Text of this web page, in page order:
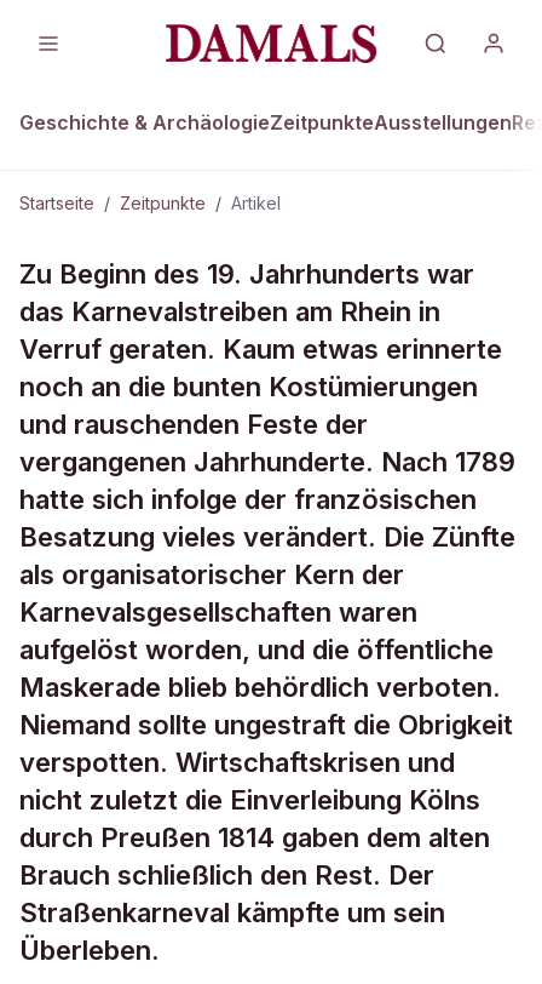
Geschichte & ArchäologieZeitpunkteAusstellungen
Startseite / Zeitpunkte / Artikel
Kölner Mummenschanz
Zu Beginn des 19. Jahrhunderts war
das Karnevalstreiben am Rhein in
Verruf geraten. Kaum etwas erinnerte
noch an die bunten Kostümierungen
und rauschenden Feste der
vergangenen Jahrhunderte. Nach 1789
hatte sich infolge der französischen
Besatzung vieles verändert. Die Zünfte
als organisatorischer Kern der
Karnevalsgesellschaften waren
aufgelöst worden, und die öffentliche
Maskerade blieb behördlich verboten.
Niemand sollte ungestraft die Obrigkeit
verspotten. Wirtschaftskrisen und
nicht zuletzt die Einverleibung Kölns
durch Preußen 1814 gaben dem alten
Brauch schließlich den Rest. Der
Straßenkarneval kämpfte um sein
Überleben.